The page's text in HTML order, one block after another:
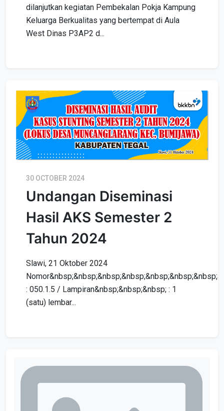
dilanjutkan kegiatan Pembekalan Pokja Kampung
Keluarga Berkualitas yang bertempat di Aula
West Dinas P3AP2 d...
30 OCTOBER 2024
Undangan Diseminasi
Hasil AKS Semester 2
Tahun 2024
Slawi, 21 Oktober 2024
: 050.1.5 / Lampiran&nbsp;&nbsp;&nbsp; : 1
(satu) lembar...